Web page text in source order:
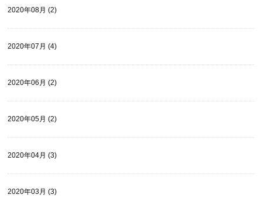
2020年08月 (2)
2020年07月 (4)
2020年06月 (2)
2020年05月 (2)
2020年04月 (3)
2020年03月 (3)